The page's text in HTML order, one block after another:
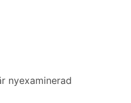
nyexaminerad